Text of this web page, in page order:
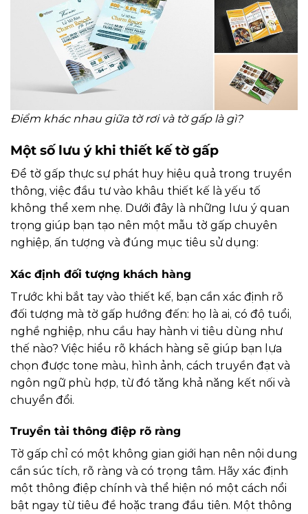
Điểm khác nhau giữa tờ rơi và tờ gấp là gì?
Một số lưu ý khi thiết kế tờ gấp
Để tờ gấp thực sự phát huy hiệu quả trong truyền
thông, việc đầu tư vào khâu thiết kế là yếu tố
không thể xem nhẹ. Dưới đây là những lưu ý quan
trọng giúp bạn tạo nên một mẫu tờ gấp chuyên
nghiệp, ấn tượng và đúng mục tiêu sử dụng:
Xác định đối tượng khách hàng
Trước khi bắt tay vào thiết kế, bạn cần xác định rõ
đối tượng mà tờ gấp hướng đến: họ là ai, có độ tuổi,
nghề nghiệp, nhu cầu hay hành vi tiêu dùng như
thế nào? Việc hiểu rõ khách hàng sẽ giúp bạn lựa
chọn được tone màu, hình ảnh, cách truyền đạt và
ngôn ngữ phù hợp, từ đó tăng khả năng kết nối và
chuyển đổi.
Truyền tải thông điệp rõ ràng
Tờ gấp chỉ có một không gian giới hạn nên nội dung
cần súc tích, rõ ràng và có trọng tâm. Hãy xác định
một thông điệp chính và thể hiện nó một cách nổi
bật ngay từ tiêu đề hoặc trang đầu tiên. Một thông